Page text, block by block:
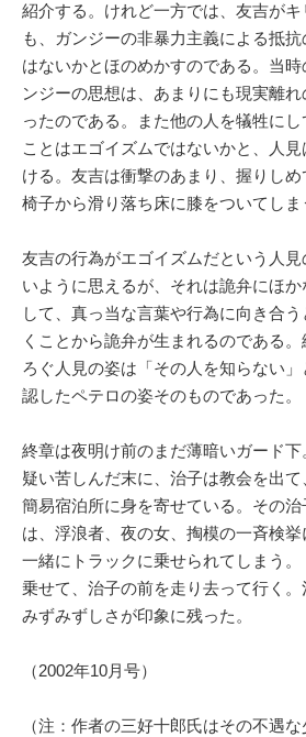
紹介する。けれど一方では、友吉がキ
も、ガンジーの非暴力主義による抵
はないかとほのめかすのである。当
ンジーの思想は、あまりにも現実離
ったのである。また他の人を犠牲にし
ことはエゴイズムではないかと、人
ける。友吉は衝撃のあまり、握りし
椅子から滑り落ち床に膝をついてしま
友吉の行為がエゴイズムだという人
いように思えるが、それは詭弁にほ
して、真っ当な言葉や行為に向き合
くことから詭弁が生まれるのである
ろぐ人見の姿は「その人を知らない
認したペテロの姿そのものであった。
終章は夜明け前のまだ薄暗いガード
疑い苦しんだ末に、治子は教会を出
簡易宿泊所に身を寄せている。その
は、浮浪者、夜の女、掏模の一斉検
一緒にトラックに乗せられてしまう
乗せて、治子の前を走り去って行く
みずみずしさが印象に残った。
（2002年10月号）
（注：作者の三好十郎氏はその不遇